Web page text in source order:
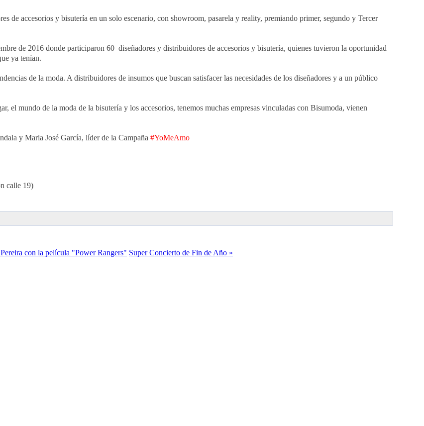
de accesorios y bisutería en un solo escenario, con showroom, pasarela y reality, premiando primer, segundo y Tercer
de 2016 donde participaron 60 diseñadores y distribuidores de accesorios y bisutería, quienes tuvieron la oportunidad
ya tenían.
de la moda. A distribuidores de insumos que buscan satisfacer las necesidades de los diseñadores y a un público
el mundo de la moda de la bisutería y los accesorios, tenemos muchas empresas vinculadas con Bisumoda, vienen
y Maria José García, líder de la Campaña #YoMeAmo
calle 19)
con la película "Power Rangers" Super Concierto de Fin de Año »